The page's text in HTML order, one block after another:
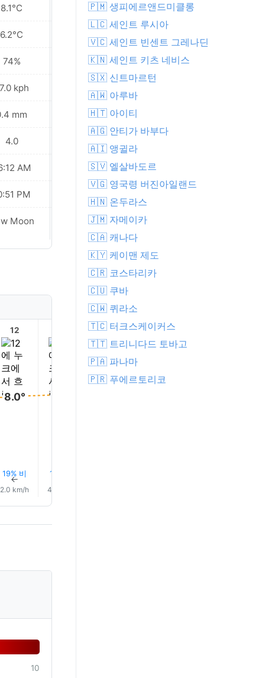
8.1°C
6.2°C
74%
kph
mm
4.0
AM
PM
Moon
6.3°C
96%
7.5 mm
06:15 AM
Waxing
12
8.0°
19% 비
↑
2.0 km/h
19% 비
4.0 km/h
14 15
10
🇵🇲 생피에르앤드미클롱
🇱🇨 세인트 루시아
🇻🇨 세인트 빈센트 그레나딘
🇰🇳 세인트 키츠 네비스
🇸🇽 신트마르턴
🇦🇼 아루바
🇭🇹 아이티
🇦🇬 안티가 바부다
🇦🇮 앵귈라
🇸🇻 엘살바도르
🇻🇬 영국령 버진아일랜드
🇭🇳 온두라스
🇯🇲 자메이카
🇨🇦 캐나다
🇰🇾 케이맨 제도
🇨🇷 코스타리카
🇨🇺 쿠바
🇨🇼 퀴라소
🇹🇨 터크스케이커스
🇹🇹 트리니다드 토바고
🇵🇦 파나마
🇵🇷 푸에르토리코